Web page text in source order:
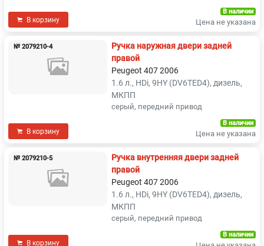
В корзину
В наличии
Цена не указана
№ 2079210-4
Ручка наружная двери задней
правой
Peugeot 407 2006
1.6 л., HDi, 9HY (DV6TED4), дизель,
МКПП
серый, передний привод
В корзину
В наличии
Цена не указана
№ 2079210-5
Ручка внутренняя двери задней
правой
Peugeot 407 2006
1.6 л., HDi, 9HY (DV6TED4), дизель,
МКПП
серый, передний привод
В корзину
В наличии